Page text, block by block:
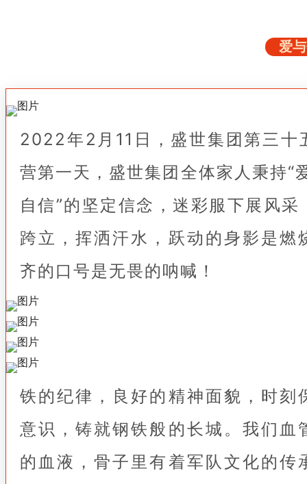
爱
2022年2月11日，盛世集团第三十
营第一天，盛世集团全体家人秉持“
自信”的坚定信念，迷彩服下展风采
跨立，挥洒汗水，跃动的身影是燃
齐的口号是无畏的呐喊！
铁的纪律，良好的精神面貌，时刻
意识，铸就钢铁般的长城。我们血
的血液，骨子里有着军队文化的传